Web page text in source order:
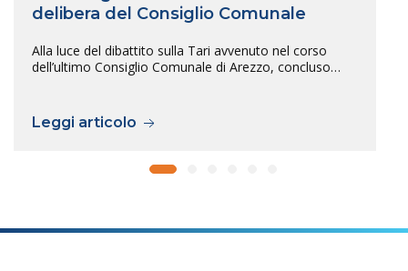
delibera del Consiglio Comunale
Alla luce del dibattito sulla Tari avvenuto nel corso
dell’ultimo Consiglio Comunale di Arezzo, concluso…
Leggi articolo